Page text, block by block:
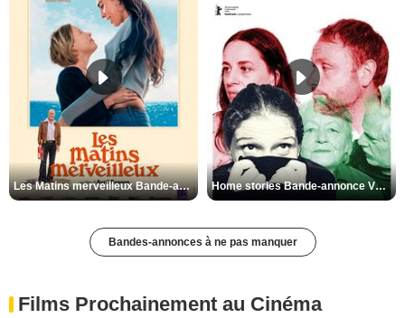
Les Matins merveilleux Bande-annonce VF Home stories Bande-annonce VO STFR
Bandes-annonces à ne pas manquer
Films Prochainement au Cinéma